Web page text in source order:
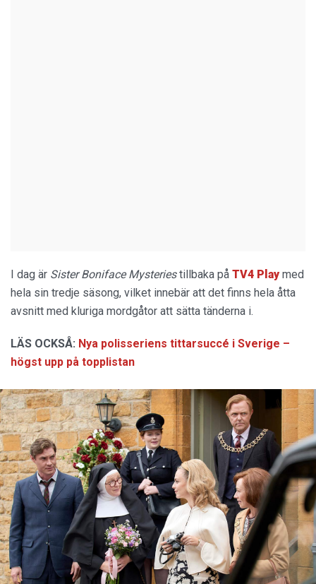
I dag är Sister Boniface Mysteriestillbaka på TV4 Playmed
hela sin tredje säsong, vilket innebär att det finns hela åtta
avsnitt med kluriga mordgåtor att sätta tänderna i.
LÄS OCKSÅ: Nya polisseriens tittarsuccé i Sverige –
högst upp på topplistan